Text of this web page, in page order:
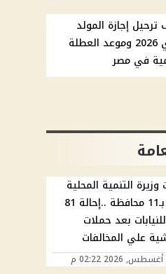
إجازة المولد
النبوي 2026 وموعد العطلة
في مصر
وزيرة التنمية المحلية
تنفذ بـ11 محافظة ..إحالة 81
بعد حملات
علي المخالفات